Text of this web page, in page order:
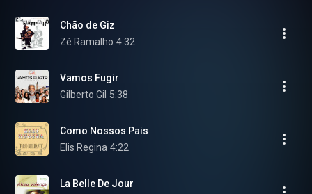
Chão de Giz
Zé Ramalho 4:32
Vamos Fugir
Gilberto Gil 5:38
Como Nossos Pais
Elis Regina 4:22
La Belle De Jour